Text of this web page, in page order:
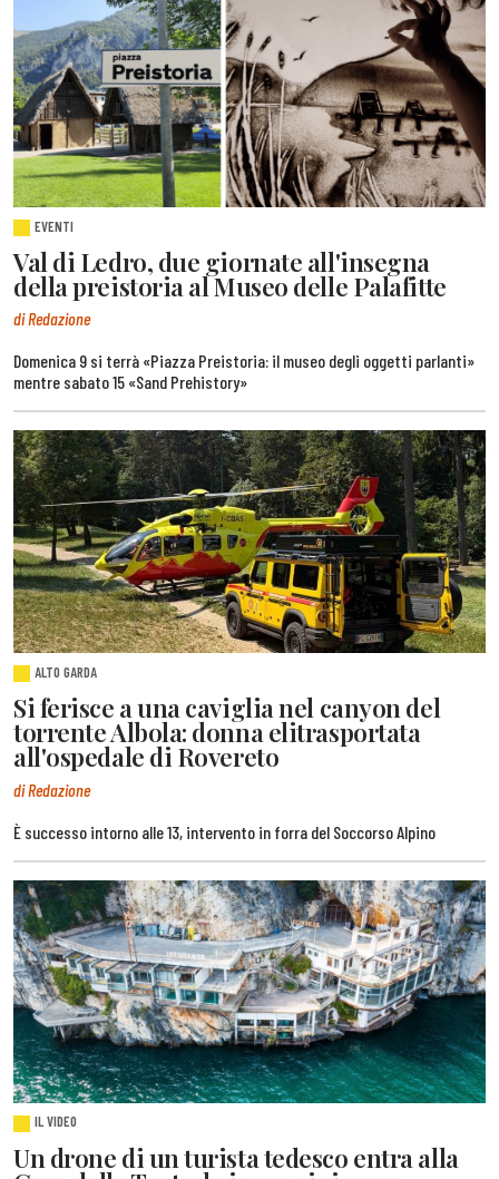
EVENTI
Val di Ledro, due giornate all'insegna
della preistoria al Museo delle Palafitte
di Redazione
Domenica 9 si terrà «Piazza Preistoria: il museo degli oggetti parlanti»
mentre sabato 15 «Sand Prehistory»
ALTO GARDA
Si ferisce a una caviglia nel canyon del
torrente Albola: donna elitrasportata
all'ospedale di Rovereto
di Redazione
È successo intorno alle 13, intervento in forra del Soccorso Alpino
IL VIDEO
Un drone di un turista tedesco entra alla